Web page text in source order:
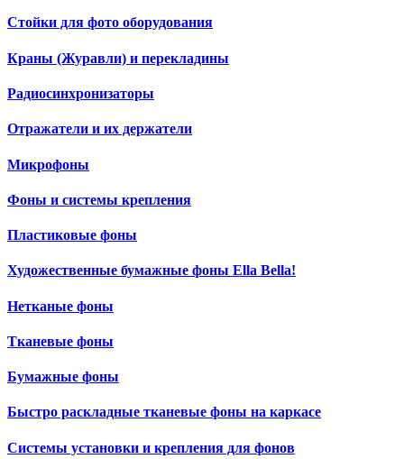
Стойки для фото оборудования
Краны (Журавли) и перекладины
Радиосинхронизаторы
Отражатели и их держатели
Микрофоны
Фоны и системы крепления
Пластиковые фоны
Художественные бумажные фоны Ella Bella!
Нетканые фоны
Тканевые фоны
Бумажные фоны
Быстро раскладные тканевые фоны на каркасе
Системы установки и крепления для фонов